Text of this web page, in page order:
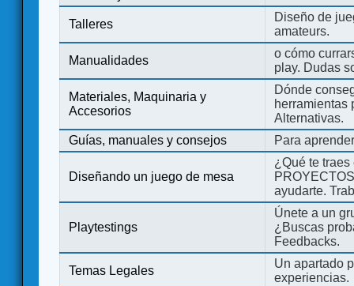
Talleres
Diseño de
amateurs.
Manualidades
o cómo
play. Dudas
Materiales, Maquinaria y
Accesorios
Dónde
herramientas
Alternativas.
Guías, manuales y consejos
Para
Diseñando un juego de mesa
¿Qué te
ayudarte.
Playtestings
Únete a un
¿Buscas
Feedbacks.
Temas Legales
Un apartado
experiencias.